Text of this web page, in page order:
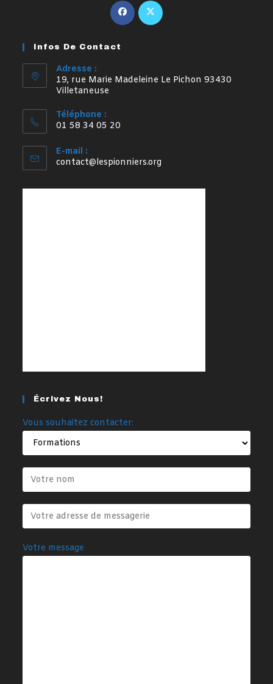
S’ouvre
dans
S’ouvre
Infos De Contact
Adresse :
19, rue Marie Madeleine Le Pichon 93430
Villetaneuse
Téléphone :
01 58 34 05 20
E-mail :
contact@lespionniers.orgS’ouvre
Écrivez Nous!
Vous souhaitez contacter:
Votre message